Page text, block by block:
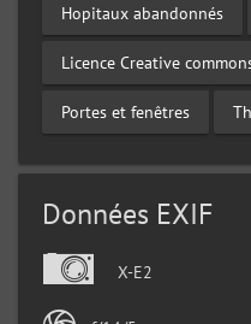
Hopitaux abandonnés
Licence Creative
Portes et fenêtres
Données EXIF
X-E2